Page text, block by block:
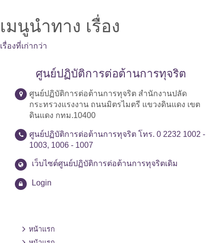
เมนูนำทาง เรื่อง
เรื่องที่เก่ากว่า
ศูนย์ปฏิบัติการต่อต้านการทุจริต
ศูนย์ปฏิบัติการต่อต้านการทุจริต สำนักงานปลัด
กระทรวงแรงงาน ถนนมิตรไมตรี แขวงดินแดง เขต
ดินแดง กทม.10400
ศูนย์ปฏิบัติการต่อต้านการทุจริต โทร. 0 2232 1002 -
1003, 1006 - 1007
เว็บไซต์ศูนย์ปฏิบัติการต่อต้านการทุจริตเดิม
Login
หน้าแรก